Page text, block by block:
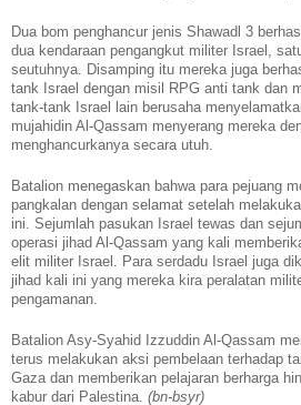
Dua bom penghancur jenis Shawadl 3
dua kendaraan pengangkut militer Israel,
seutuhnya. Disamping itu mereka juga
tank Israel dengan misil RPG anti tank dan
tank-tank Israel lain berusaha
mujahidin Al-Qassam menyerang mereka
menghancurkanya secara utuh.
Batalion menegaskan bahwa para pejuang
pangkalan dengan selamat setelah
ini. Sejumlah pasukan Israel tewas dan
operasi jihad Al-Qassam yang kali
elit militer Israel. Para serdadu Israel juga
jihad kali ini yang mereka kira peralatan
pengamanan.
Batalion Asy-Syahid Izzuddin Al-Qassam
terus melakukan aksi pembelaan terhadap
Gaza dan memberikan pelajaran berharga
kabur dari Palestina. (bn-bsyr)